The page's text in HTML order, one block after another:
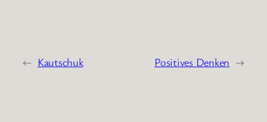
← Kautschuk Positives Denken →